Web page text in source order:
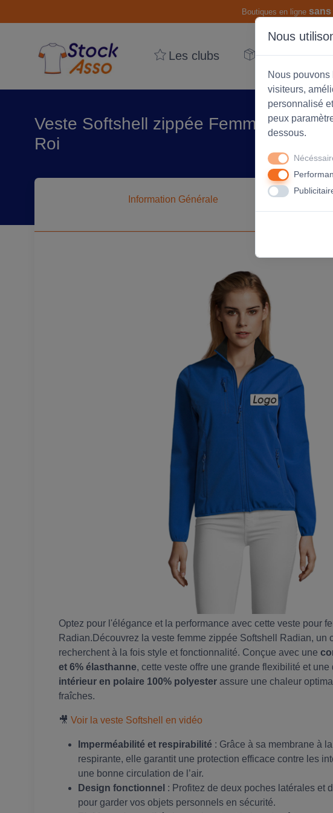
Boutiques en ligne sans
Les clubs Les produits
Veste Softshell zippée Femme
Roi
Information Générale
Optez pour l'élégance et la performance avec cette veste pour
Radian.Découvrez la veste femme zippée Softshell Radian, un
recherchent à la fois style et fonctionnalité. Conçue avec une
et 6% élasthanne, cette veste offre une grande flexibilité et
intérieur en polaire 100% polyester assure une chaleur
fraîches.
🎥 Voir la veste Softshell en vidéo
Imperméabilité et respirabilité : Grâce à sa membrane à
respirante, elle garantit une protection efficace contre les
une bonne circulation de l’air.
Design fonctionnel : Profitez de deux poches latérales et
pour garder vos objets personnels en sécurité.
Nous
Nous
visiteurs,
personnalisé
peux
dessous.